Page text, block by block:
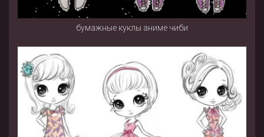
бумажные куклы аниме чиби